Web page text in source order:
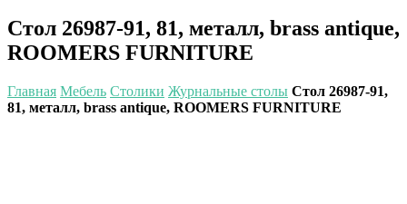
Стол 26987-91, 81, металл, brass antique,
ROOMERS FURNITURE
Главная Мебель Столики Журнальные столы Стол 26987-91,
81, металл, brass antique, ROOMERS FURNITURE